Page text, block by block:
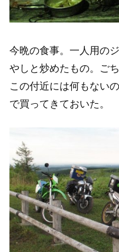
今晩の食事。一人用の
やしと炒めたもの。ご
この付近には何もない
で買ってきておいた。